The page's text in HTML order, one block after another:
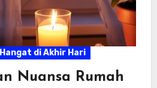
di Akhir Hari
Nuansa Rumah